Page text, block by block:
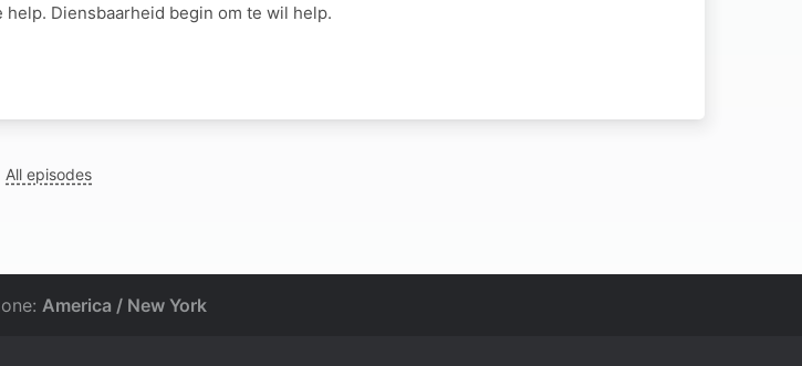
Diensbaarheid begin om te wil help.
All episodes
America / New York